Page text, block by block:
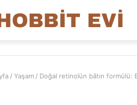
/ Yaşam / Doğal retinolün bâtın formülü: